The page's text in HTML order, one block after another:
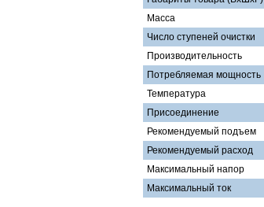
Масса
Число ступеней очистки
Производительность
Потребляемая мощность
Температура
Присоединение
Рекомендуемый подъем
Рекомендуемый расход
Максимальный напор
Максимальный ток